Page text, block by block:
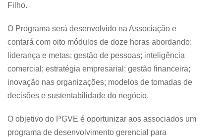
Filho.
O Programa será desenvolvido na Associação e
contará com oito módulos de doze horas abordando:
liderança e metas; gestão de pessoas; inteligência
comercial; estratégia empresarial; gestão financeira;
inovação nas organizações; modelos de tomadas de
decisões e sustentabilidade do negócio.
O objetivo do PGVE é oportunizar aos associados um
programa de desenvolvimento gerencial para